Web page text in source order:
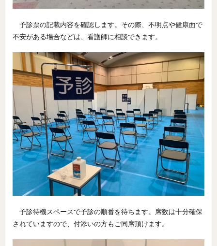
予診票の記載内容を確認します。その際、不明点や健康面で
不安がある場合などは、看護師に相談できます。
予診待機スペースで予診の順番を待ちます。席数は十分確保
されていますので、付添いの方もご同席頂けます。